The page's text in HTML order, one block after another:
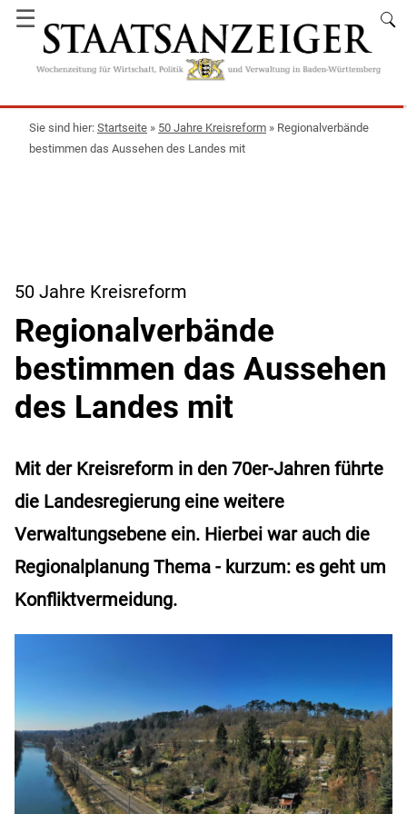
☰
Startseite » 50 Jahre Kreisreform » Regionalverbände
bestimmen das Aussehen des Landes mit
50 Jahre Kreisreform
Regionalverbände
bestimmen das Aussehen
des Landes mit
Mit der Kreisreform in den 70er-Jahren führte
die Landesregierung eine weitere
Verwaltungsebene ein. Hierbei war auch die
Regionalplanung Thema - kurzum: es geht um
Konfliktvermeidung.